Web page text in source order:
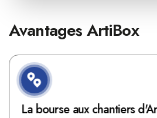
Avantages ArtiBox
La bourse aux chantiers